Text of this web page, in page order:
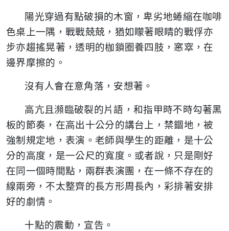
陽光穿過有點破損的木窗，卑劣地蜷縮在咖啡
色桌上一隅，戰戰兢兢，猶如矇著眼睛的戰俘亦
步亦趨搖晃著，透明的枷鎖圈養四肢，窸窣，在
邊界摩擦的。
沒有人會在意角落，安想著。
高亢且瀕臨破裂的片語，和指甲時不時勾著黑
板的節奏，在高出十公分的講台上，禁錮地，被
強制規定地，表演。老師與學生的距離，是十公
分的高度，是一公尺的寬度。或者說，只是剛好
在同一個時間點，兩群表演團，在一條不存在的
線兩旁，不太整齊的長方形周長內，彩排著安排
好的劇情。
十點的震動，宣告。